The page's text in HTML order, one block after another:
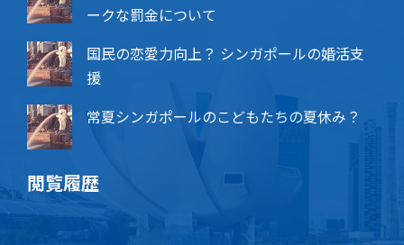
ークな罰金について
国民の恋愛力向上？ シンガポールの婚活支
援
常夏シンガポールのこどもたちの夏休み？
閲覧履歴